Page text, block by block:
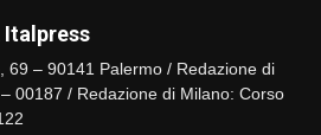
Italpress
69 – 90141 Palermo / Redazione di
00187 / Redazione di Milano: Corso